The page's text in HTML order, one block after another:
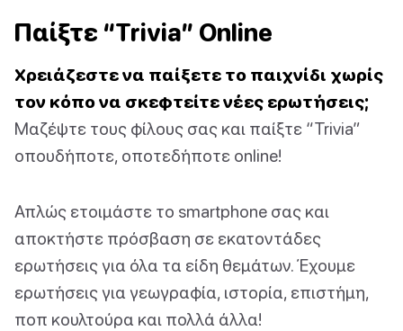
Παίξτε “Trivia” Online
Χρειάζεστε να παίξετε το παιχνίδι χωρίς
τον κόπο να σκεφτείτε νέες ερωτήσεις;
Μαζέψτε τους φίλους σας και παίξτε “Trivia”
οπουδήποτε, οποτεδήποτε online!
Απλώς ετοιμάστε το smartphone σας και
αποκτήστε πρόσβαση σε εκατοντάδες
ερωτήσεις για όλα τα είδη θεμάτων. Έχουμε
ερωτήσεις για γεωγραφία, ιστορία, επιστήμη,
ποπ κουλτούρα και πολλά άλλα!